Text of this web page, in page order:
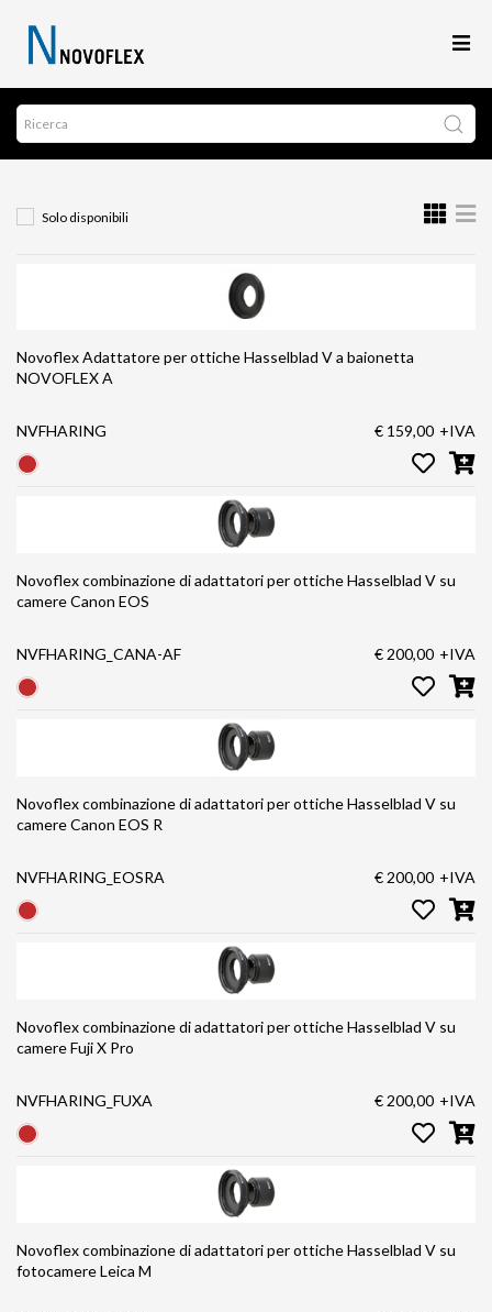
Solo disponibili
Novoflex Adattatore per ottiche Hasselblad V a baionetta
NOVOFLEX A
NVFHARING € 159,00 +IVA
Novoflex combinazione di adattatori per ottiche Hasselblad V su
camere Canon EOS
NVFHARING_CANA-AF € 200,00 +IVA
Novoflex combinazione di adattatori per ottiche Hasselblad V su
camere Canon EOS R
NVFHARING_EOSRA € 200,00 +IVA
Novoflex combinazione di adattatori per ottiche Hasselblad V su
camere Fuji X Pro
NVFHARING_FUXA € 200,00 +IVA
Novoflex combinazione di adattatori per ottiche Hasselblad V su
fotocamere Leica M